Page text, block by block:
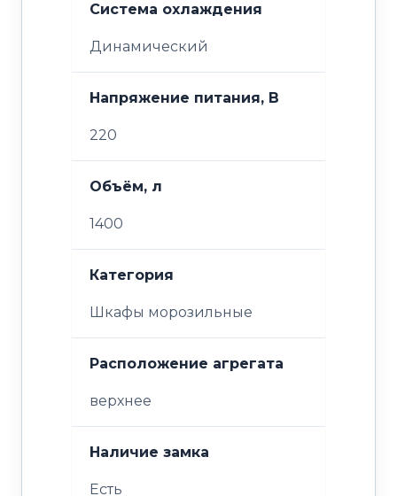
Система охлаждения
Динамический
Напряжение питания, В
220
Объём, л
1400
Категория
Шкафы морозильные
Расположение агрегата
верхнее
Наличие замка
Есть